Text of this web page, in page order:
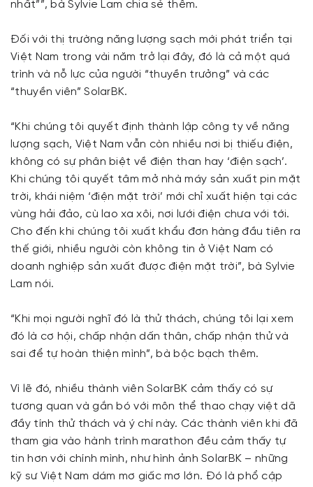
nhất””, bà Sylvie Lam chia sẻ thêm.
Đối với thị trường năng lượng sạch mới phát triển tại
Việt Nam trong vài năm trở lại đây, đó là cả một quá
trình và nỗ lực của người “thuyền trưởng” và các
“thuyền viên” SolarBK.
“Khi chúng tôi quyết định thành lập công ty về năng
lượng sạch, Việt Nam vẫn còn nhiều nơi bị thiếu điện,
không có sự phân biệt về điện than hay ‘điện sạch’.
Khi chúng tôi quyết tâm mở nhà máy sản xuất pin mặt
trời, khái niệm ‘điện mặt trời’ mới chỉ xuất hiện tại các
vùng hải đảo, cù lao xa xôi, nơi lưới điện chưa với tới.
Cho đến khi chúng tôi xuất khẩu đơn hàng đầu tiên ra
thế giới, nhiều người còn không tin ở Việt Nam có
doanh nghiệp sản xuất được điện mặt trời”, bà Sylvie
Lam nói.
“Khi mọi người nghĩ đó là thử thách, chúng tôi lại xem
đó là cơ hội, chấp nhận dấn thân, chấp nhận thử và
sai để tự hoàn thiện mình”, bà bộc bạch thêm.
Vì lẽ đó, nhiều thành viên SolarBK cảm thấy có sự
tương quan và gắn bó với môn thể thao chạy việt dã
đầy tính thử thách và ý chí này. Các thành viên khi đã
tham gia vào hành trình marathon đều cảm thấy tự
tin hơn với chính mình, như hình ảnh SolarBK – những
kỹ sư Việt Nam dám mơ giấc mơ lớn. Đó là phổ cập